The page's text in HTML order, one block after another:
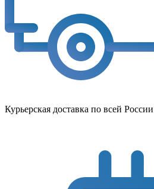
Курьерская доставка по всей России